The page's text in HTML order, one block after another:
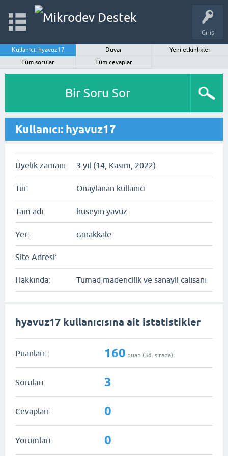
Giriş
Kullanıcı: hyavuz17 Duvar
Yeni etkinlikler
Tüm sorular
Tüm cevaplar
Bir Soru Sor
Kullanıcı: hyavuz17
Üyelik zamanı: 3 yıl (14, Kasım, 2022)
Tür: Onaylanan kullanıcı
Tam adı: huseyın yavuz
Yer: canakkale
Site Adresi:
Hakkında: Tumad madencilik ve sanayii calısanı
hyavuz17 kullanıcısına ait istatistikler
Puanları: 160 puan (38 . sırada)
Soruları: 3
Cevapları: 0
Yorumları: 0